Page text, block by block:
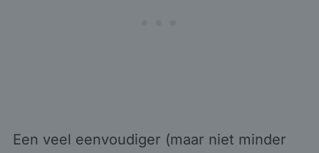
Een veel eenvoudiger (maar niet minder